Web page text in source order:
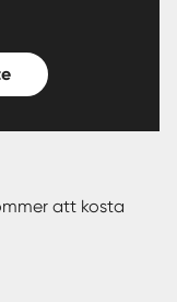
att kosta